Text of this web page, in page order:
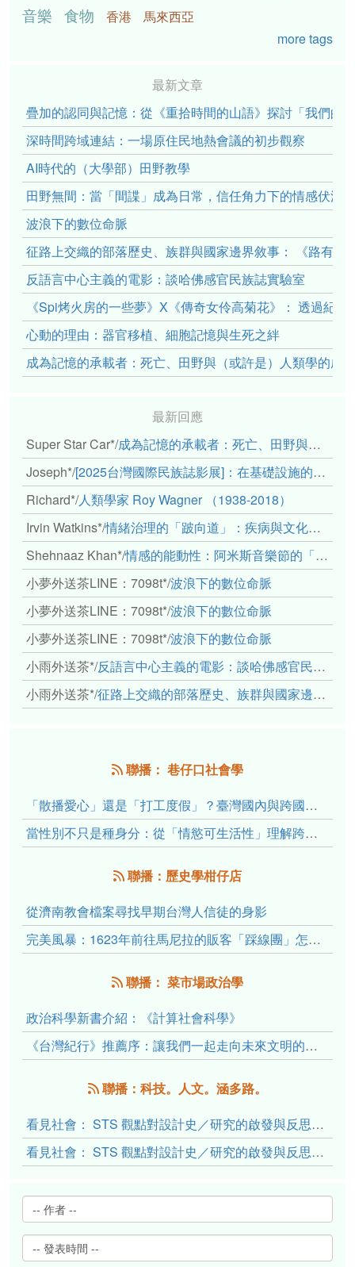
音樂 食物 香港
馬來西亞
more tags
最新文章
疊加的認同與記憶：從《重拾時間的山語》探討「我們的
深時間跨域連結：一場原住民地熱會議的初步觀察
AI時代的（大學部）田野教學
田野無間：當「間諜」成為日常，信任角力下的情感伏流
波浪下的數位命脈
征路上交織的部落歷史、族群與國家邊界敘事： 《路有
反語言中心主義的電影：談哈佛感官民族誌實驗室
《Spi烤火房的一些夢》X《傳奇女伶高菊花》： 透過紀
心動的理由：器官移植、細胞記憶與生死之絆
成為記憶的承載者：死亡、田野與（或許是）人類學的成
最新回應
Super Star Car*/成為記憶的承載者：死亡、田野與（或許是）人類學的成年禮
Joseph*/[2025台灣國際民族誌影展]：在基礎設施的邊緣，聆聽人的呼吸
Richard*/人類學家 Roy Wagner （1938-2018）
Irvin Watkins*/情緒治理的「跛向道」：疾病與文化象徵的轉變舉例
Shehnaaz Khan*/情感的能動性：阿米斯音樂節的「對話觀察」
小夢外送茶LINE：7098t*/波浪下的數位命脈
小夢外送茶LINE：7098t*/波浪下的數位命脈
小夢外送茶LINE：7098t*/波浪下的數位命脈
小雨外送茶*/反語言中心主義的電影：談哈佛感官民族誌實驗室
小雨外送茶*/征路上交織的部落歷史、族群與國家邊界敘事： 《路有多長》、《高砂的翅膀》、《檔案／李光輝》
聯播： 巷仔口社會學
「散播愛心」還是「打工度假」？臺灣國內與跨國捐卵的利他修辭、金錢動機與身體代價
當性別不只是種身分：從「情慾可生活性」理解跨性別者的身體、慾望與認同探索
聯播：歷史學柑仔店
從濟南教會檔案尋找早期台灣人信徒的身影
完美風暴：1623年前往馬尼拉的販客「踩線團」怎麼會困死於澎湖?
聯播： 菜市場政治學
政治科學新書介紹：《計算社會科學》
《台灣紀行》推薦序：讓我們一起走向未來文明的備忘錄
聯播：科技。人文。涵多路。
看見社會： STS 觀點對設計史／研究的啟發與反思（下）
看見社會： STS 觀點對設計史／研究的啟發與反思（上）